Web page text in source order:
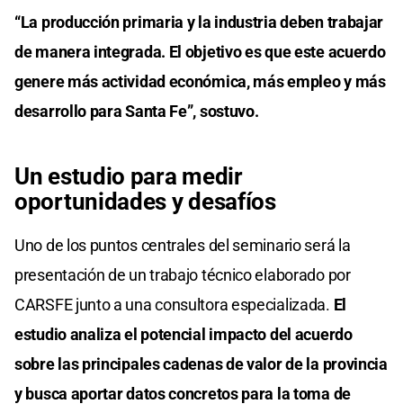
“La producción primaria y la industria deben trabajar
de manera integrada. El objetivo es que este acuerdo
genere más actividad económica, más empleo y más
desarrollo para Santa Fe”, sostuvo.
Un estudio para medir
oportunidades y desafíos
Uno de los puntos centrales del seminario será la
presentación de un trabajo técnico elaborado por
CARSFE junto a una consultora especializada. El
estudio analiza el potencial impacto del acuerdo
sobre las principales cadenas de valor de la provincia
y busca aportar datos concretos para la toma de